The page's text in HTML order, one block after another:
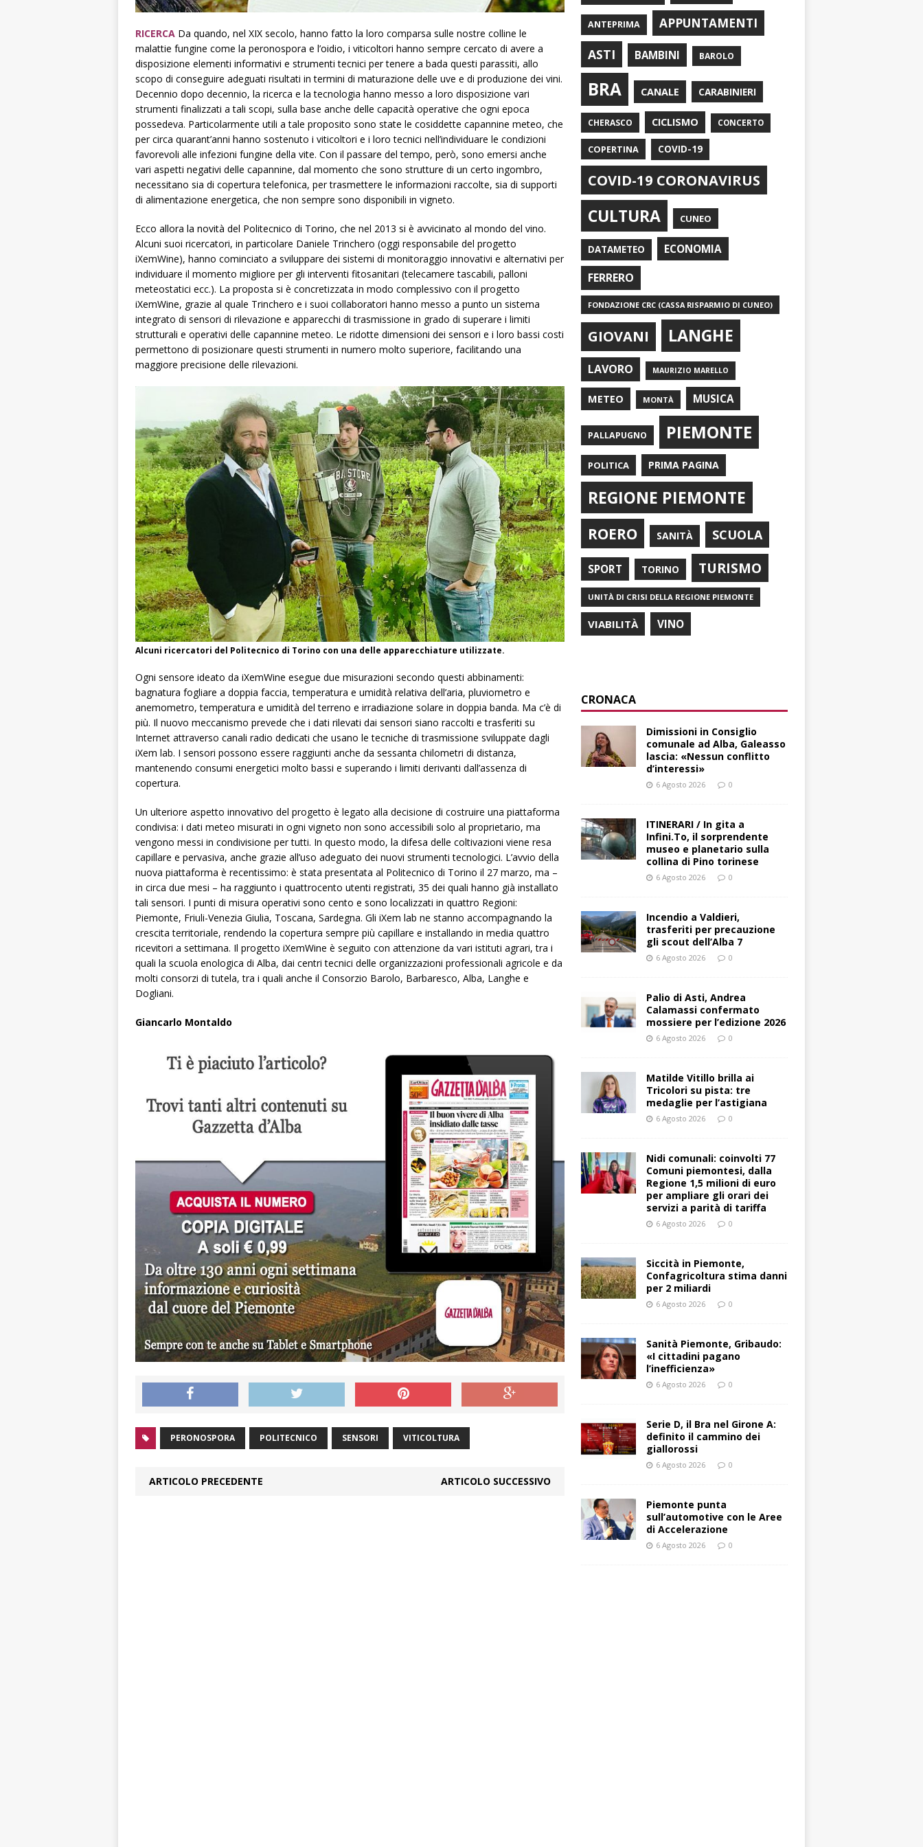
RICERCA Da quando, nel XIX secolo, hanno fatto la loro comparsa sulle nostre colline le
malattie fungine come la peronospora e l’oidio, i viticoltori hanno sempre cercato di avere a
disposizione elementi informativi e strumenti tecnici per tenere a bada questi parassiti, allo
scopo di conseguire adeguati risultati in termini di maturazione delle uve e di produzione dei vini.
Decennio dopo decennio, la ricerca e la tecnologia hanno messo a loro disposizione vari
strumenti finalizzati a tali scopi, sulla base anche delle capacità operative che ogni epoca
possedeva. Particolarmente utili a tale proposito sono state le cosiddette capannine meteo, che
per circa quarant’anni hanno sostenuto i viticoltori e i loro tecnici nell’individuare le condizioni
favorevoli alle infezioni fungine della vite. Con il passare del tempo, però, sono emersi anche
vari aspetti negativi delle capannine, dal momento che sono strutture di un certo ingombro,
necessitano sia di copertura telefonica, per trasmettere le informazioni raccolte, sia di supporti
di alimentazione energetica, che non sempre sono disponibili in vigneto.
Ecco allora la novità del Politecnico di Torino, che nel 2013 si è avvicinato al mondo del vino.
Alcuni suoi ricercatori, in particolare Daniele Trinchero (oggi responsabile del progetto
iXemWine), hanno cominciato a sviluppare dei sistemi di monitoraggio innovativi e alternativi per
individuare il momento migliore per gli interventi fitosanitari (telecamere tascabili, palloni
meteostatici ecc.). La proposta si è concretizzata in modo complessivo con il progetto
iXemWine, grazie al quale Trinchero e i suoi collaboratori hanno messo a punto un sistema
integrato di sensori di rilevazione e apparecchi di trasmissione in grado di superare i limiti
strutturali e operativi delle capannine meteo. Le ridotte dimensioni dei sensori e i loro bassi costi
permettono di posizionare questi strumenti in numero molto superiore, facilitando una
maggiore precisione delle rilevazioni.
Alcuni ricercatori del Politecnico di Torino con una delle apparecchiature utilizzate.
Ogni sensore ideato da iXemWine esegue due misurazioni secondo questi abbinamenti:
bagnatura fogliare a doppia faccia, temperatura e umidità relativa dell’aria, pluviometro e
anemometro, temperatura e umidità del terreno e irradiazione solare in doppia banda. Ma c’è di
più. Il nuovo meccanismo prevede che i dati rilevati dai sensori siano raccolti e trasferiti su
Internet attraverso canali radio dedicati che usano le tecniche di trasmissione sviluppate dagli
iXem lab. I sensori possono essere raggiunti anche da sessanta chilometri di distanza,
mantenendo consumi energetici molto bassi e superando i limiti derivanti dall’assenza di
copertura.
Un ulteriore aspetto innovativo del progetto è legato alla decisione di costruire una piattaforma
condivisa: i dati meteo misurati in ogni vigneto non sono accessibili solo al proprietario, ma
vengono messi in condivisione per tutti. In questo modo, la difesa delle coltivazioni viene resa
capillare e pervasiva, anche grazie all’uso adeguato dei nuovi strumenti tecnologici. L’avvio della
nuova piattaforma è recentissimo: è stata presentata al Politecnico di Torino il 27 marzo, ma –
in circa due mesi – ha raggiunto i quattrocento utenti registrati, 35 dei quali hanno già installato
tali sensori. I punti di misura operativi sono cento e sono localizzati in quattro Regioni:
Piemonte, Friuli-Venezia Giulia, Toscana, Sardegna. Gli iXem lab ne stanno accompagnando la
crescita territoriale, rendendo la copertura sempre più capillare e installando in media quattro
ricevitori a settimana. Il progetto iXemWine è seguito con attenzione da vari istituti agrari, tra i
quali la scuola enologica di Alba, dai centri tecnici delle organizzazioni professionali agricole e da
molti consorzi di tutela, tra i quali anche il Consorzio Barolo, Barbaresco, Alba, Langhe e
Dogliani.
Giancarlo Montaldo
PERONOSPORA POLITECNICO SENSORI VITICOLTURA
ARTICOLO PRECEDENTE ARTICOLO SUCCESSIVO
ANTEPRIMA
APPUNTAMENTI
ASTI
BAMBINI BAROLO
BRA CANALE CARABINIERI
CHERASCO CICLISMO CONCERTO
COPERTINA COVID-19
COVID-19 CORONAVIRUS
CULTURA CUNEO
DATAMETEO ECONOMIA
FERRERO
FONDAZIONE CRC (CASSA RISPARMIO DI CUNEO)
GIOVANI LANGHE
LAVORO MAURIZIO MARELLO
METEO MONTÀ MUSICA
PALLAPUGNO PIEMONTE
POLITICA PRIMA PAGINA
REGIONE PIEMONTE
ROERO SANITÀ SCUOLA
SPORT TORINO TURISMO
UNITÀ DI CRISI DELLA REGIONE PIEMONTE
VIABILITÀ VINO
CRONACA
Dimissioni in Consiglio
comunale ad Alba, Galeasso
lascia: «Nessun conflitto
d’interessi»
6 Agosto 2026 0
ITINERARI / In gita a
Infini.To, il sorprendente
museo e planetario sulla
collina di Pino torinese
6 Agosto 2026 0
Incendio a Valdieri,
trasferiti per precauzione
gli scout dell’Alba 7
6 Agosto 2026 0
Palio di Asti, Andrea
Calamassi confermato
mossiere per l’edizione 2026
6 Agosto 2026 0
Matilde Vitillo brilla ai
Tricolori su pista: tre
medaglie per l’astigiana
6 Agosto 2026 0
Nidi comunali: coinvolti 77
Comuni piemontesi, dalla
Regione 1,5 milioni di euro
per ampliare gli orari dei
servizi a parità di tariffa
6 Agosto 2026 0
Siccità in Piemonte,
Confagricoltura stima danni
per 2 miliardi
6 Agosto 2026 0
Sanità Piemonte, Gribaudo:
«I cittadini pagano
l’inefficienza»
6 Agosto 2026 0
Serie D, il Bra nel Girone A:
definito il cammino dei
giallorossi
6 Agosto 2026 0
Piemonte punta
sull’automotive con le Aree
di Accelerazione
6 Agosto 2026 0